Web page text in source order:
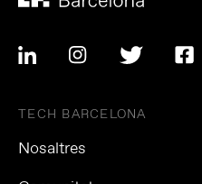
TECH BARCELONA
Nosaltres